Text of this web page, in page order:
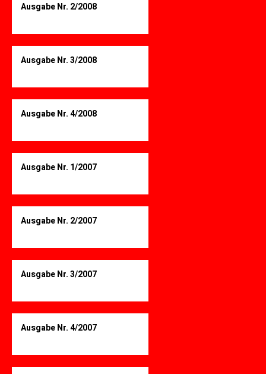
Ausgabe Nr. 2/2008
Ausgabe Nr. 3/2008
Ausgabe Nr. 4/2008
Ausgabe Nr. 1/2007
Ausgabe Nr. 2/2007
Ausgabe Nr. 3/2007
Ausgabe Nr. 4/2007